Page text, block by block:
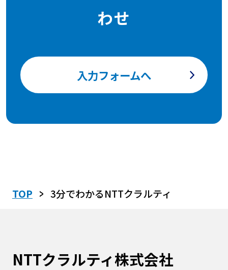
わせ
入力フォームへ
TOP > 3分でわかるNTTクラルティ
NTTクラルティ株式会社